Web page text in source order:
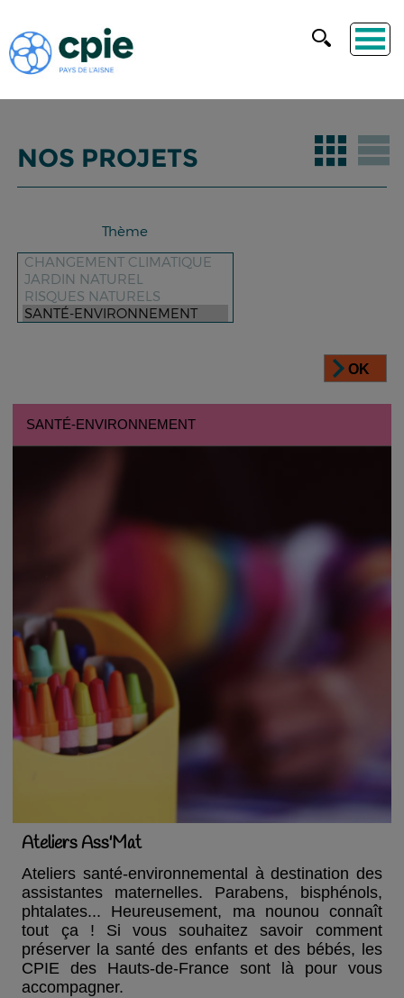
NOS PROJETS
Thème
OK
SANTÉ-ENVIRONNEMENT
Ateliers Ass'Mat
Ateliers santé-environnemental à destination des
assistantes maternelles. Parabens, bisphénols,
phtalates... Heureusement, ma nounou connaît
tout ça ! Si vous souhaitez savoir comment
préserver la santé des enfants et des bébés, les
CPIE des Hauts-de-France sont là pour vous
accompagner.